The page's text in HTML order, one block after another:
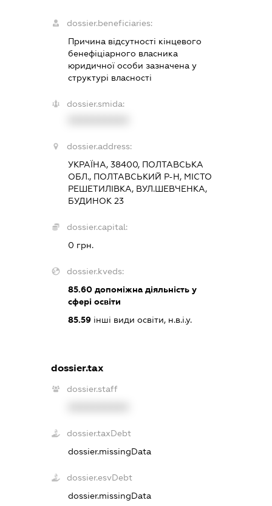
dossier.beneficiaries:
Причина відсутності кінцевого
бенефіціарного власника
юридичної особи зазначена у
структурі власності
dossier.smida:
dossier.address:
УКРАЇНА, 38400, ПОЛТАВСЬКА
ОБЛ., ПОЛТАВСЬКИЙ Р-Н, МІСТО
РЕШЕТИЛІВКА, ВУЛ.ШЕВЧЕНКА,
БУДИНОК 23
dossier.capital:
0 грн.
dossier.kveds:
85.60 допоміжна діяльність у
сфері освіти
85.59 інші види освіти, н.в.і.у.
dossier.tax
dossier.staff
dossier.taxDebt
dossier.missingData
dossier.esvDebt
dossier.missingData